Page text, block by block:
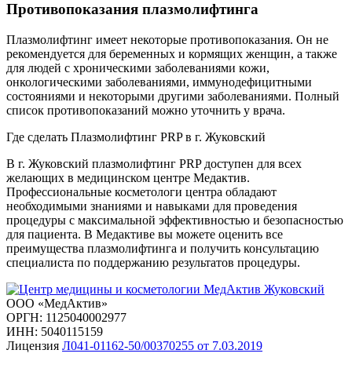
Противопоказания плазмолифтинга
Плазмолифтинг имеет некоторые противопоказания. Он не
рекомендуется для беременных и кормящих женщин, а также
для людей с хроническими заболеваниями кожи,
онкологическими заболеваниями, иммунодефицитными
состояниями и некоторыми другими заболеваниями. Полный
список противопоказаний можно уточнить у врача.
Где сделать Плазмолифтинг PRP в г. Жуковский
В г. Жуковский плазмолифтинг PRP доступен для всех
желающих в медицинском центре Медактив.
Профессиональные косметологи центра обладают
необходимыми знаниями и навыками для проведения
процедуры с максимальной эффективностью и безопасностью
для пациента. В Медактиве вы можете оценить все
преимущества плазмолифтинга и получить консультацию
специалиста по поддержанию результатов процедуры.
ООО «МедАктив»
ОРГН: 1125040002977
ИНН: 5040115159
Лицензия Л041-01162-50/00370255 от 7.03.2019